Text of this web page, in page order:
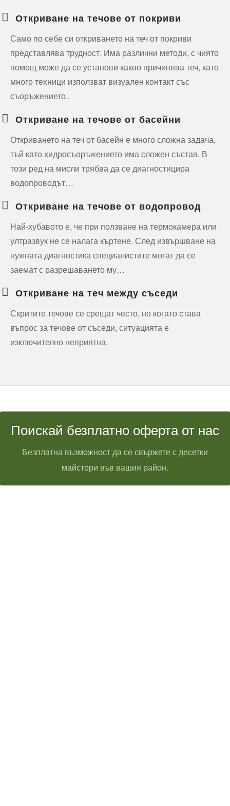
Откриване на течове от покриви
Само по себе си откриването на теч от покриви
представлява трудност. Има различни методи, с чиято
помощ може да се установи какво причинява теч, като
много техници използват визуален контакт със
съоръжението..
Откриване на течове от басейни
Откриването на теч от басейн е много сложна задача,
тъй като хидросъоръжението има сложен състав. В
този ред на мисли трябва да се диагностицира
водопроводът…
Откриване на течове от водопровод
Най-хубавото е, че при ползване на термокамера или
ултразвук не се налага къртене. След извършване на
нужната диагностика специалистите могат да се
заемат с разрешаването му…
Откриване на теч между съседи
Скритите течове се срещат често, но когато става
въпрос за течове от съседи, ситуацията е
изключително неприятна.
Поискай безплатно оферта от нас
Безплатна възможност да се свържете с десетки
майстори във вашия район.